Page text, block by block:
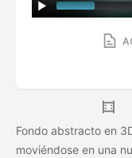
Fondo abstracto en
moviéndose en una